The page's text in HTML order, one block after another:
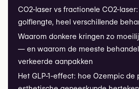
CO2-laser vs fractionele CO2-
golflengte, heel verschillende
Waarom donkere kringen zo
— en waarom de meeste
verkeerde aanpakken
Het GLP-1-effect: hoe Ozempic